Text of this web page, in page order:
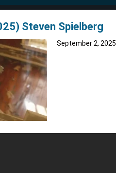
Steven Spielberg
September 2, 2025